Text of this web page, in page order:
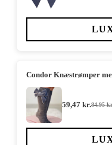
Condor Knæstrømper
84,95
Den
pris
var:
59,47 kr.Den
pris
er: